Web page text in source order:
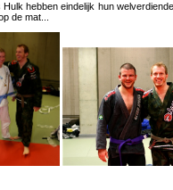
hebben eindelijk hun
de mat...